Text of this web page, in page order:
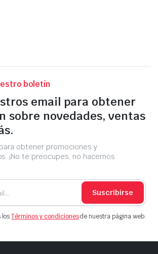
boletín
email para obtener
sobre novedades, ventas
obtener promociones y
¡No te preocupes, no hacemos
Suscribirse
losTérminos y condicionesde nuestra página web.